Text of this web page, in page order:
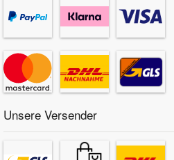
Unsere Versender